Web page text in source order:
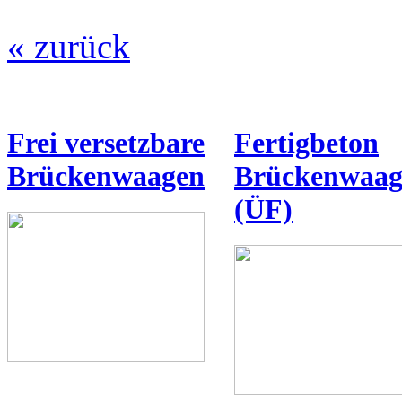
« zurück
Frei versetzbare
Brückenwaagen
Fertigbeton
(ÜF)